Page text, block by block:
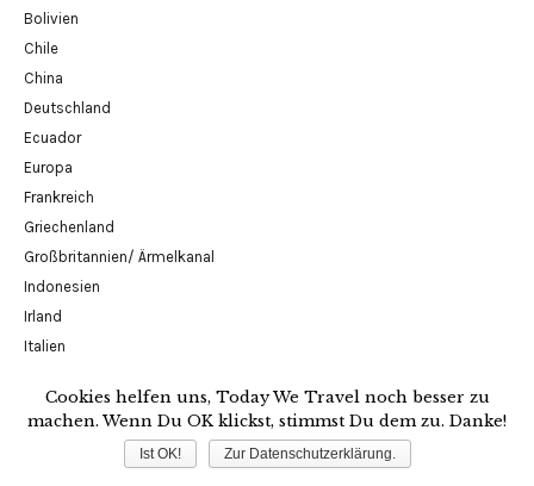
Bolivien
Chile
China
Deutschland
Ecuador
Europa
Frankreich
Griechenland
Großbritannien/ Ärmelkanal
Indonesien
Irland
Italien
Kolumbien
Cookies helfen uns, Today We Travel noch besser zu
machen. Wenn Du OK klickst, stimmst Du dem zu. Danke!
Ist OK! Zur Datenschutzerklärung.